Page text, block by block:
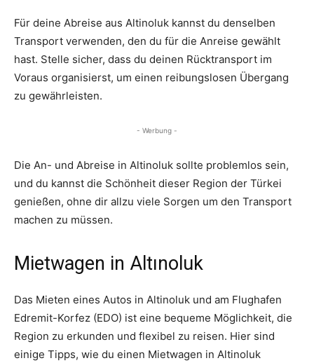
Für deine Abreise aus Altinoluk kannst du denselben
Transport verwenden, den du für die Anreise gewählt
hast. Stelle sicher, dass du deinen Rücktransport im
Voraus organisierst, um einen reibungslosen Übergang
zu gewährleisten.
- Werbung -
Die An- und Abreise in Altinoluk sollte problemlos sein,
und du kannst die Schönheit dieser Region der Türkei
genießen, ohne dir allzu viele Sorgen um den Transport
machen zu müssen.
Mietwagen in Altınoluk
Das Mieten eines Autos in Altinoluk und am Flughafen
Edremit-Korfez (EDO) ist eine bequeme Möglichkeit, die
Region zu erkunden und flexibel zu reisen. Hier sind
einige Tipps, wie du einen Mietwagen in Altinoluk